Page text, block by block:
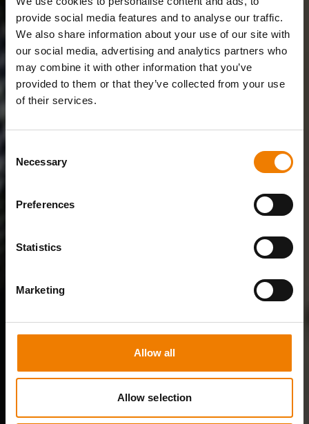
provide social media features and to analyse our traffic.
We also share information about your use of our site with
our social media, advertising and analytics partners who
may combine it with other information that you’ve
provided to them or that they’ve collected from your use
of their services.
Selection
Necessary
Preferences
Statistics
Marketing
Allow all
Allow selection